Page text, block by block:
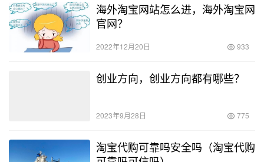
海外淘宝网站怎么进，海外淘宝网
官网？
2022年12月20日 933
创业方向，创业方向都有哪些？
2023年9月28日 775
淘宝代购可靠吗安全吗（淘宝代购